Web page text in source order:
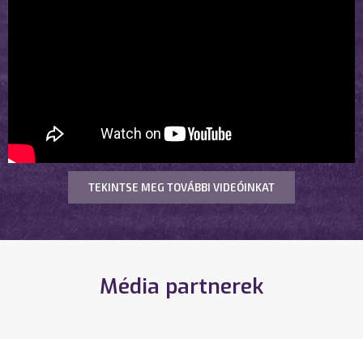
TEKINTSE MEG TOVÁBBI VIDEÓINKAT
Média partnerek